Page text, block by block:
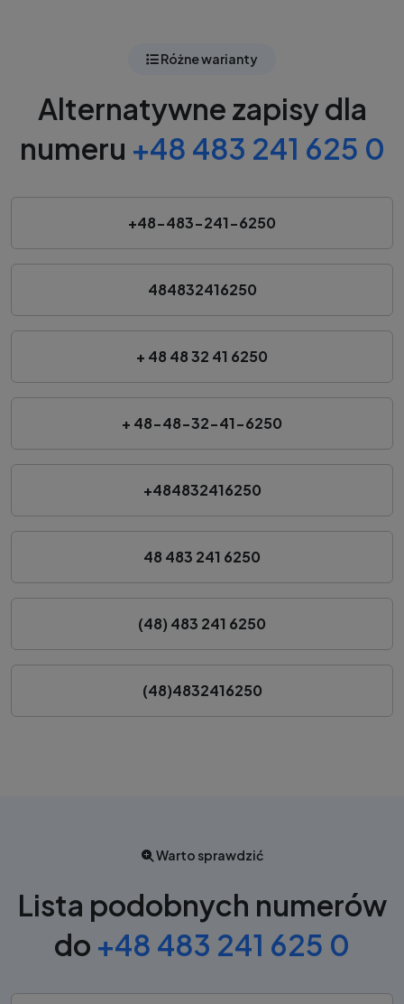
Różne warianty
Alternatywne zapisy dla
numeru +48 483 241 625 0
+48-483-241-6250
484832416250
+ 48 48 32 41 6250
+ 48-48-32-41-6250
+484832416250
48 483 241 6250
(48) 483 241 6250
(48)4832416250
Warto sprawdzić
Lista podobnych numerów
do +48 483 241 625 0